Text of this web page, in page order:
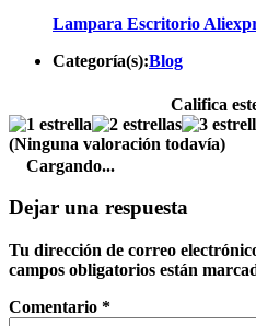
Lampara Escritorio
Categoría(s):Blog
Califica
(Ninguna valoración todavía)
Cargando...
Dejar una respuesta
Tu dirección de correo
campos obligatorios están
Comentario *